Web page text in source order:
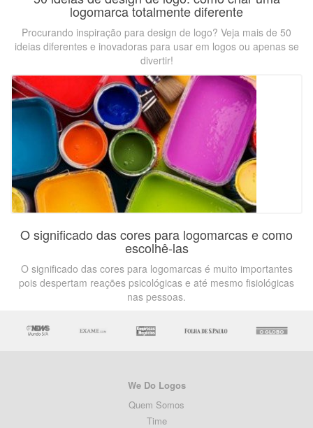
logomarca totalmente diferente
Procurando inspiração para design de logo? Veja mais de 50
ideias diferentes e inovadoras para usar em logos ou apenas se
divertir!
O significado das cores para logomarcas e como
escolhê-las
O significado das cores para logomarcas é muito importantes
pois despertam reações psicológicas e até mesmo fisiológicas
nas pessoas.
We Do Logos
Quem Somos
Time